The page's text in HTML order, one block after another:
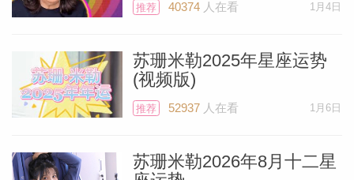
在白羊座，直到6月9日一早离开。这对你
们来说在月初的8~9天里仍然非常利于去开
展会谈和谈判。火星会给到你相当的存在
力，会让人感觉到非常有勇气和说服力。这
推荐 40374人在看 1月4日
苏珊米勒2025年星座运势
(视频版)
推荐 52937人在看 1月6日
苏珊米勒2026年8月十二星